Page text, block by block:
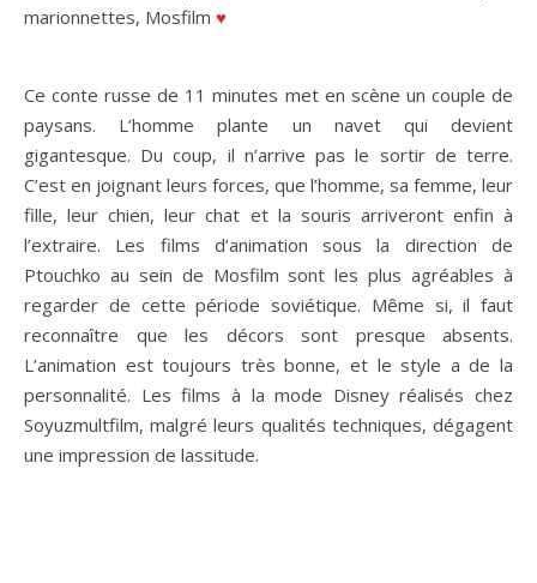
marionnettes, Mosfilm ♥
Ce conte russe de 11 minutes met en scène un couple de
paysans. L’homme plante un navet qui devient
gigantesque. Du coup, il n’arrive pas le sortir de terre.
C’est en joignant leurs forces, que l’homme, sa femme, leur
fille, leur chien, leur chat et la souris arriveront enfin à
l’extraire. Les films d’animation sous la direction de
Ptouchko au sein de Mosfilm sont les plus agréables à
regarder de cette période soviétique. Même si, il faut
reconnaître que les décors sont presque absents.
L’animation est toujours très bonne, et le style a de la
personnalité. Les films à la mode Disney réalisés chez
Soyuzmultfilm, malgré leurs qualités techniques, dégagent
une impression de lassitude.